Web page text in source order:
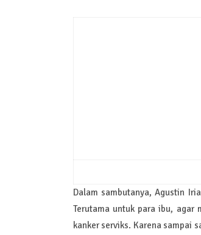
Dalam sambutanya, Agustin
Terutama untuk para ibu, agar
kanker serviks. Karena sampai